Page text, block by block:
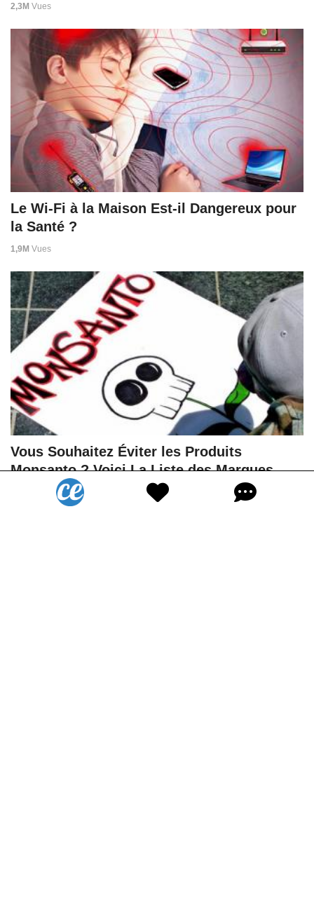
2,3M Vues
Le Wi-Fi à la Maison Est-il Dangereux pour
la Santé ?
1,9M Vues
Vous Souhaitez Éviter les Produits
Monsanto ? Voici La Liste des Marques.